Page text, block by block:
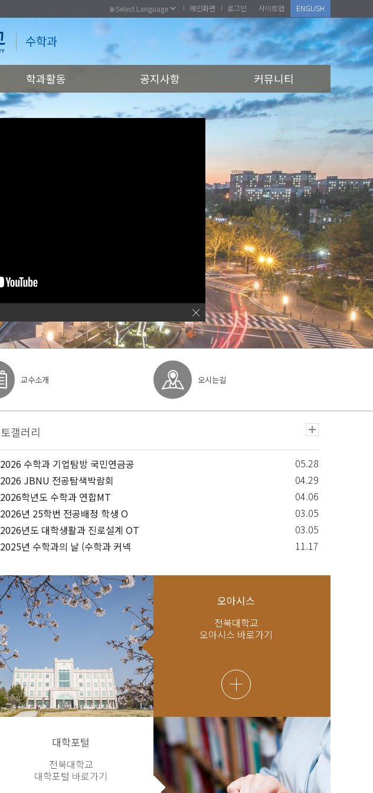
수학과
메인화면 로그인 사이트맵 ENGLISH
학과활동 공지사항 커뮤니티
교수소개 오시는길
2026 수학과 기업탐방 국민연금공
05.28
2026 JBNU 전공탐색박람회
04.29
2026학년도 수학과 연합MT
04.06
2026년 25학번 전공배정 학생 O
03.05
2026년도 대학생활과 진로설계 OT
03.05
2025년 수학과의 날 (수학과 커넥
11.17
오아시스
전북대학교
오아시스 바로가기
대학포털
전북대학교
대학포털 바로가기